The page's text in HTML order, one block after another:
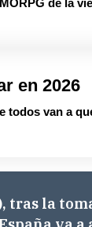
de la
en 2026
todos van a
tras la